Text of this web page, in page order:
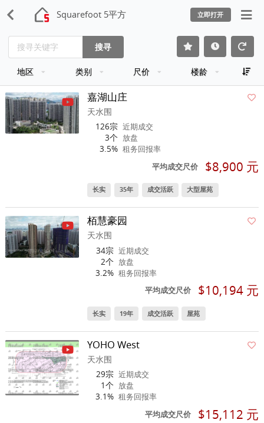
Squarefoot 5平方 立即打开
搜寻
地区 类别 尺价 楼龄
嘉湖山庄
天水围
126宗 近期成交
3个 放盘
3.5% 租务回报率
平均成交尺价 $8,900 元
长实 35年 成交活跃 大型屋苑
栢慧豪园
天水围
34宗 近期成交
2个 放盘
3.2% 租务回报率
平均成交尺价 $10,194 元
长实 19年 成交活跃 屋苑
YOHO West
天水围
29宗 近期成交
1个 放盘
3.1% 租务回报率
平均成交尺价 $15,112 元